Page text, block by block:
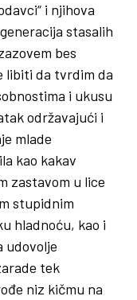
i njihova
stasalih
bes
libiti da tvrdim da
i ukusu
održavajući i
mlade
kao kakav
zastavom u lice
stupidnim
hladnoću, kao i
udovolje
tek
niz kičmu na